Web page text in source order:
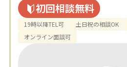
初回相談無料
19時以降TEL可 土日祝の相談OK
オンライン面談可